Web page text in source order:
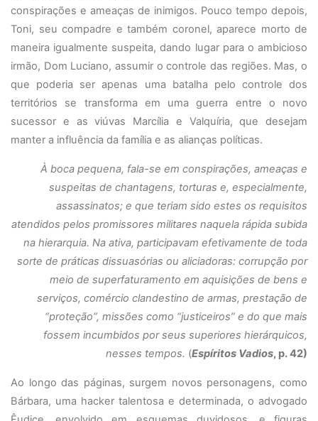
conspirações e ameaças de inimigos. Pouco tempo depois,
Toni, seu compadre e também coronel, aparece morto de
maneira igualmente suspeita, dando lugar para o ambicioso
irmão, Dom Luciano, assumir o controle das regiões. Mas, o
que poderia ser apenas uma batalha pelo controle dos
territórios se transforma em uma guerra entre o novo
sucessor e as viúvas Marcília e Valquíria, que desejam
manter a influência da família e as alianças políticas.
À boca pequena, fala-se em conspirações, ameaças e
suspeitas de chantagens, torturas e, especialmente,
assassinatos; e que teriam sido estes os requisitos
atendidos pelos promissores militares naquela rápida subida
na hierarquia. Na ativa, participavam efetivamente de toda
sorte de práticas dissuasórias ou aliciadoras: corrupção por
meio de superfaturamento em aquisições de bens e
serviços, comércio clandestino de armas, prestação de
“proteção”, missões como “justiceiros” e do que mais
fossem incumbidos por seus superiores hierárquicos,
nesses tempos. (Espíritos Vadios, p. 42)
Ao longo das páginas, surgem novos personagens, como
Bárbara, uma hacker talentosa e determinada, o advogado